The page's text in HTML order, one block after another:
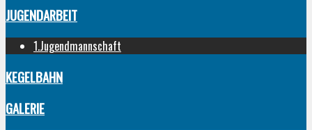
JUGENDARBEIT
1.Jugendmannschaft
KEGELBAHN
GALERIE